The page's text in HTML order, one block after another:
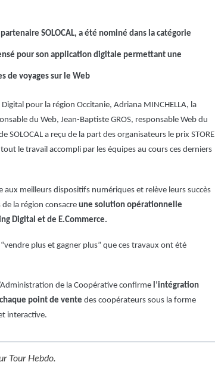
partenaire SOLOCAL, a été nominé dans la catégorie
pour son application digitale permettant une
de voyages sur le Web
Digital pour la région Occitanie, Adriana MINCHELLA, la
du Web, Jean-Baptiste GROS, responsable Web du
SOLOCAL a reçu de la part des organisateurs le prix STORE
le travail accompli par les équipes au cours ces derniers
aux meilleurs dispositifs numériques et relève leurs succès
la région consacre une solution opérationnelle
Digital et de E.Commerce.
plus et gagner plus” que ces travaux ont été
de la Coopérative confirme l’intégration
point de vente des coopérateurs sous la forme
interactive.
Tour Hebdo.